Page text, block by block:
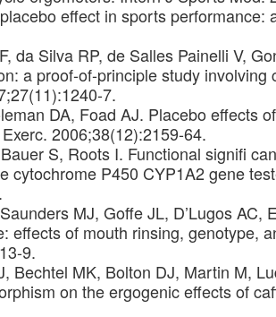
effect in sports performance:
da Silva RP, de Salles Painelli V,
a proof-of-principle study involving
7.
DA, Foad AJ. Placebo effects
2006;38(12):2159-64.
S, Roots I. Functional signifi
cytochrome P450 CYP1A2 gene
MJ, Goffe JL, D’Lugos AC,
effects of mouth rinsing, genotype,
9.
Bechtel MK, Bolton DJ, Martin M,
on the ergogenic effects of